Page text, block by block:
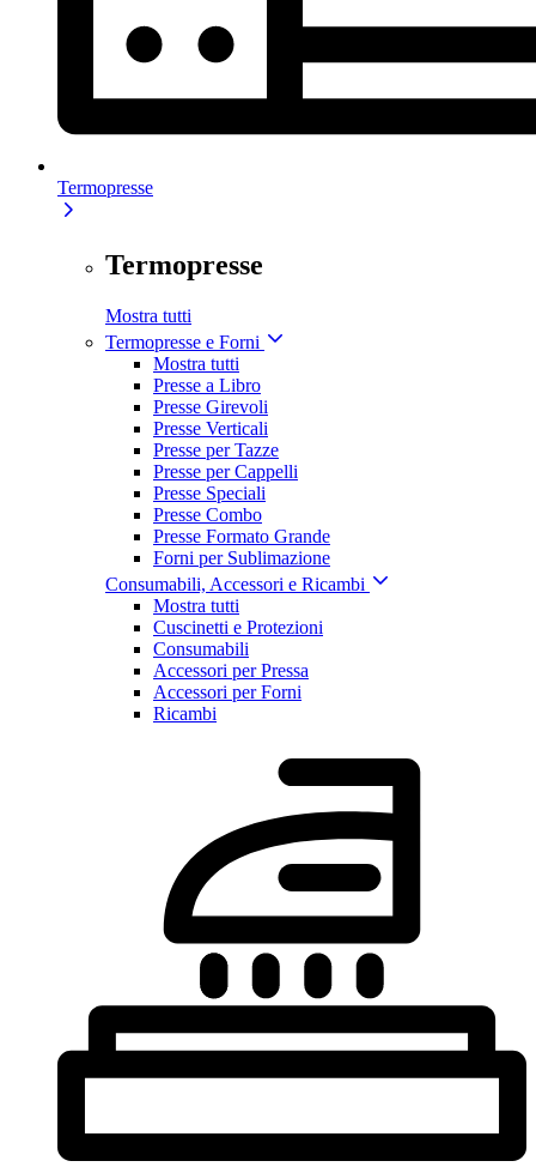
Termopresse
Termopresse
Mostra tutti
Termopresse e Forni
Mostra tutti
Presse a Libro
Presse Girevoli
Presse Verticali
Presse per Tazze
Presse per Cappelli
Presse Speciali
Presse Combo
Presse Formato Grande
Forni per Sublimazione
Consumabili, Accessori e Ricambi
Mostra tutti
Cuscinetti e Protezioni
Consumabili
Accessori per Pressa
Accessori per Forni
Ricambi